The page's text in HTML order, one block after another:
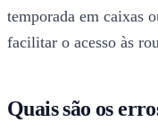
temporada em caixas
facilitar o acesso às
Quais são os